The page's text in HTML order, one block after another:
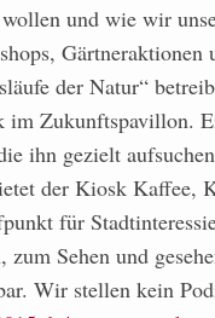
und wie wir
der Natur“
im Zukunftspavillon.
ihn gezielt
der Kiosk Kaffee,
für
zum Sehen und
Wir stellen kein